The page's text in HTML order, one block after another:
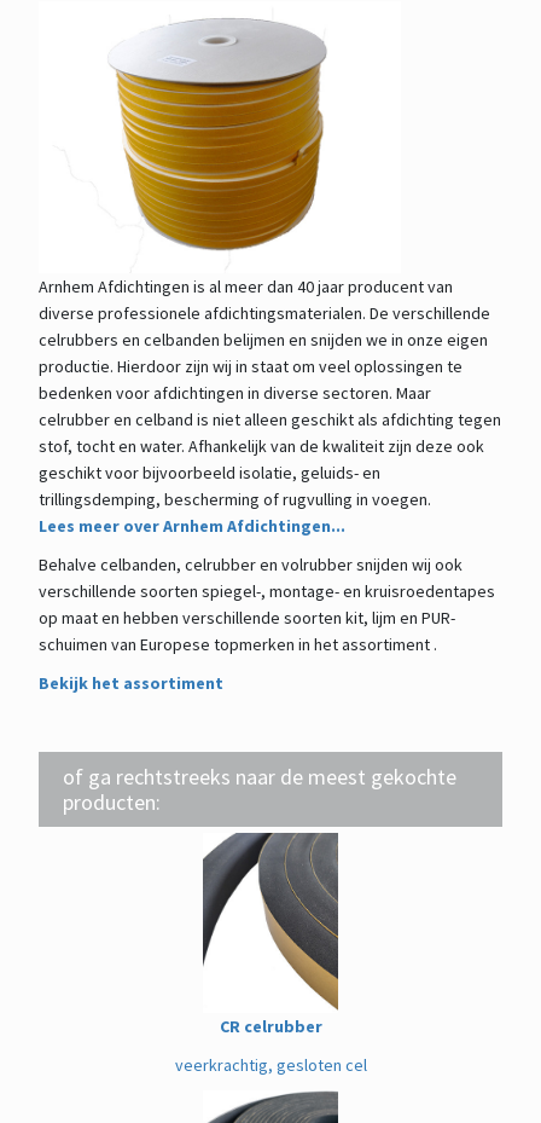
Arnhem Afdichtingen is al meer dan 40 jaar producent van
diverse professionele afdichtingsmaterialen. De verschillende
celrubbers en celbanden belijmen en snijden we in onze eigen
productie. Hierdoor zijn wij in staat om veel oplossingen te
bedenken voor afdichtingen in diverse sectoren. Maar
celrubber en celband is niet alleen geschikt als afdichting tegen
stof, tocht en water. Afhankelijk van de kwaliteit zijn deze ook
geschikt voor bijvoorbeeld isolatie, geluids- en
trillingsdemping, bescherming of rugvulling in voegen.
Lees meer over Arnhem Afdichtingen...
Behalve celbanden, celrubber en volrubber snijden wij ook
verschillende soorten spiegel-, montage- en kruisroedentapes
op maat en hebben verschillende soorten kit, lijm en PUR-
schuimen van Europese topmerken in het assortiment .
Bekijk het assortiment
of ga rechtstreeks naar de meest gekochte
producten:
CR celrubber
veerkrachtig, gesloten cel